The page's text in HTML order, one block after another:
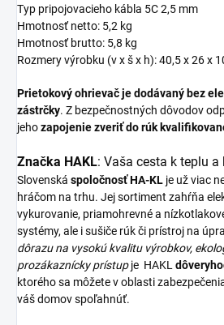
Typ pripojovacieho kábla 5C 2,5 mm
Hmotnosť netto: 5,2 kg
Hmotnosť brutto: 5,8 kg
Rozmery výrobku (v x š x h): 40,5 x 26 x
Prietokový ohrievač je dodávaný bez
zástrčky. Z bezpečnostných dôvodov
jehozapojenie zveriť do rúk
Značka HAKL: Vaša cesta k teplu
Slovenská spoločnosť HA-KL je už viac
hráčom na trhu. Jej sortiment zahŕňa
vykurovanie, priamohrevné a
systémy, ale i sušiče rúk či prístroj na
dôrazu na vysokú kvalitu výrobkov,
prozákaznícky prístupje HAKL
ktorého sa môžete v oblasti
váš domov spoľahnúť.